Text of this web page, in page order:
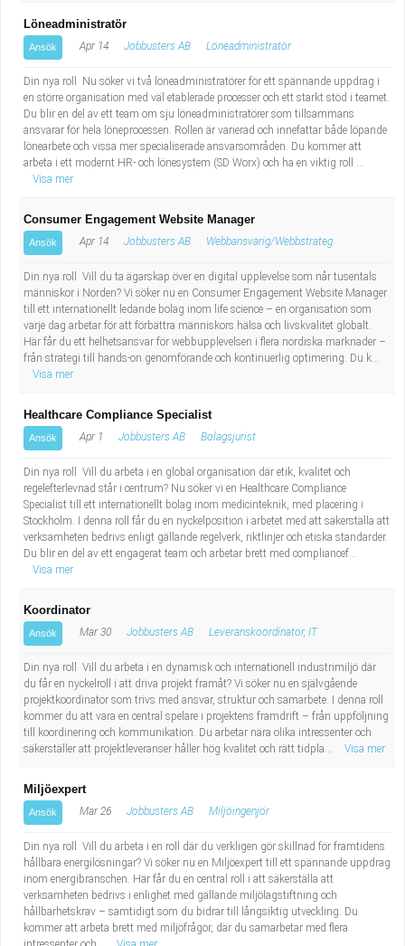
Löneadministratör
Ansök Apr 14 Jobbusters AB Löneadministratör
Din nya roll Nu söker vi två löneadministratörer för ett spännande uppdrag i
en större organisation med väl etablerade processer och ett starkt stöd i teamet.
Du blir en del av ett team om sju löneadministratörer som tillsammans
ansvarar för hela löneprocessen. Rollen är varierad och innefattar både löpande
lönearbete och vissa mer specialiserade ansvarsområden. Du kommer att
arbeta i ett modernt HR- och lönesystem (SD Worx) och ha en viktig roll ...
Visa mer
Consumer Engagement Website Manager
Ansök Apr 14 Jobbusters AB Webbansvarig/Webbstrateg
Din nya roll Vill du ta ägarskap över en digital upplevelse som når tusentals
människor i Norden? Vi söker nu en Consumer Engagement Website Manager
till ett internationellt ledande bolag inom life science – en organisation som
varje dag arbetar för att förbättra människors hälsa och livskvalitet globalt.
Här får du ett helhetsansvar för webbupplevelsen i flera nordiska marknader –
från strategi till hands-on genomförande och kontinuerlig optimering. Du k...
Visa mer
Healthcare Compliance Specialist
Ansök Apr 1 Jobbusters AB Bolagsjurist
Din nya roll Vill du arbeta i en global organisation där etik, kvalitet och
regelefterlevnad står i centrum? Nu söker vi en Healthcare Compliance
Specialist till ett internationellt bolag inom medicinteknik, med placering i
Stockholm. I denna roll får du en nyckelposition i arbetet med att säkerställa att
verksamheten bedrivs enligt gällande regelverk, riktlinjer och etiska standarder.
Du blir en del av ett engagerat team och arbetar brett med compliancef...
Visa mer
Koordinator
Ansök Mar 30 Jobbusters AB Leveranskoordinator, IT
Din nya roll Vill du arbeta i en dynamisk och internationell industrimiljö där
du får en nyckelroll i att driva projekt framåt? Vi söker nu en självgående
projektkoordinator som trivs med ansvar, struktur och samarbete. I denna roll
kommer du att vara en central spelare i projektens framdrift – från uppföljning
till koordinering och kommunikation. Du arbetar nära olika intressenter och
säkerställer att projektleveranser håller hög kvalitet och rätt tidpla...
Visa mer
Miljöexpert
Ansök Mar 26 Jobbusters AB Miljöingenjör
Din nya roll Vill du arbeta i en roll där du verkligen gör skillnad för framtidens
hållbara energilösningar? Vi söker nu en Miljöexpert till ett spännande uppdrag
inom energibranschen. Här får du en central roll i att säkerställa att
verksamheten bedrivs i enlighet med gällande miljölagstiftning och
hållbarhetskrav – samtidigt som du bidrar till långsiktig utveckling. Du
kommer att arbeta brett med miljöfrågor, där du samarbetar med flera